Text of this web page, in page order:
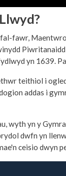
fawr,
yn 1639.
teithiol i
addas i
wyth yn y
dwfn yn
ceisio dwyn